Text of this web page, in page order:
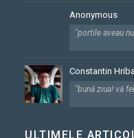
Anonymous
"portile aveau
Constantin
"bună ziua! vă
ULTIMELE